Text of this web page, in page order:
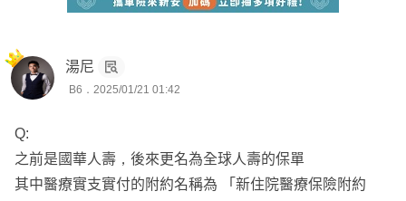
湯尼
B6．2025/01/21 01:42
Q:
之前是國華人壽，後來更名為全球人壽的保單
其中醫療實支實付的附約名稱為 「新住院醫療保險附約